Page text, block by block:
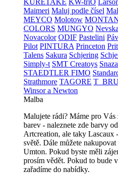
KURETAKE KW-triO
Maimeri Maluj podle čísel
MEYCO Molotow
COLORS MUNGYO
Novacolor ODIF Pastelini
Pilot PINTURA Princeton
Talens Sakura Schjering
Simply-t SMT Creatoys
STAEDTLER FIMO
Strathmore TAGORE
Winsor a Newton
Malba
Malujete rádi? Máme pro
barev - naleznete zde barvy
Artcreation, ale taky Lascaux
světě. Dále můžete
Umton. Pokud byste měli
prosím vědět. Pokud to bude
zařadíme do nabídky.